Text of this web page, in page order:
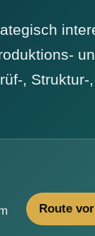
, Struktur-
Route